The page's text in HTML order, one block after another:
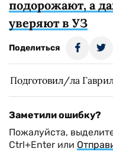
подорожают, а
уверяют в УЗ
Поделиться
Подготовил/ла
Заметили ошибку?
Пожалуйста,
Ctrl+Enter или